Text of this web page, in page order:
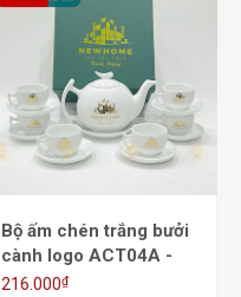
Bộ ấm chén trắng bưởi
cành logo ACT04A -
550/650ml
216.000₫